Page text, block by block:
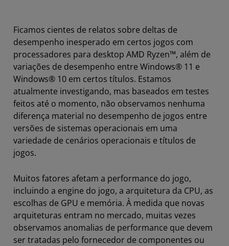
Ficamos cientes de relatos sobre deltas de
desempenho inesperado em certos jogos com
processadores para desktop AMD Ryzen™, além de
variações de desempenho entre Windows® 11 e
Windows® 10 em certos títulos. Estamos
atualmente investigando, mas baseados em testes
feitos até o momento, não observamos nenhuma
diferença material no desempenho de jogos entre
versões de sistemas operacionais em uma
variedade de cenários operacionais e títulos de
jogos.
Muitos fatores afetam a performance do jogo,
incluindo a engine do jogo, a arquitetura da CPU, as
escolhas de GPU e memória. À medida que novas
arquiteturas entram no mercado, muitas vezes
observamos anomalias de performance que devem
ser tratadas pelo fornecedor de componentes ou